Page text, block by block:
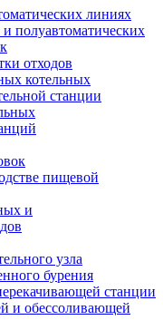
линиях
полуавтоматических
отходов
котельных
станции
пищевой
и
узла
бурения
станции
и обессоливающей